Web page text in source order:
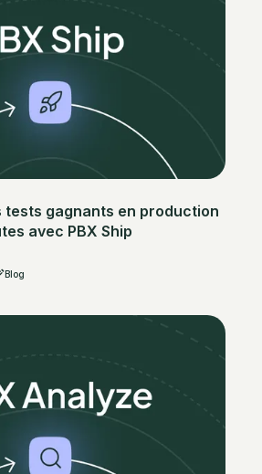
tests gagnants en production
avec PBX Ship
Blog